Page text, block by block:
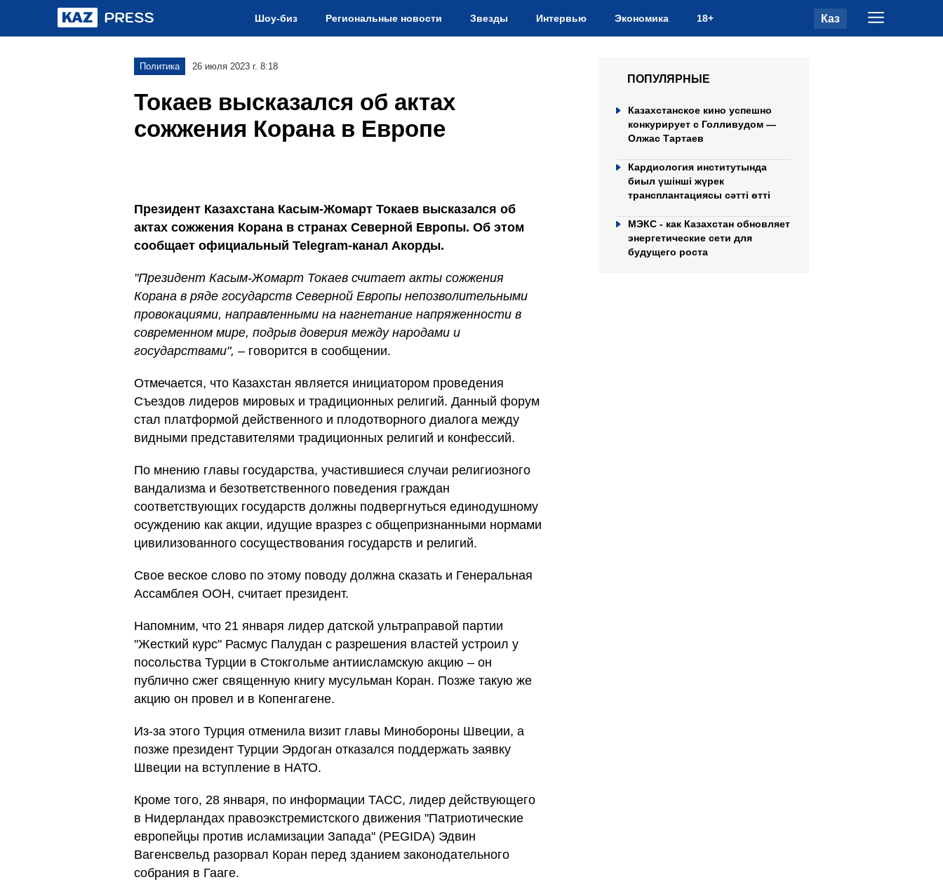
Шоу-биз Региональные новости Звезды Интервью Экономика 18+ Каз
Политика 26 июля 2023 г. 8:18
Токаев высказался об актах
сожжения Корана в Европе
Президент Казахстана Касым-Жомарт Токаев высказался об
актах сожжения Корана в странах Северной Европы. Об этом
сообщает официальный Telegram-канал Акорды.
"Президент Касым-Жомарт Токаев считает акты сожжения
Корана в ряде государств Северной Европы непозволительными
провокациями, направленными на нагнетание напряженности в
современном мире, подрыв доверия между народами и
государствами", – говорится в сообщении.
Отмечается, что Казахстан является инициатором проведения
Съездов лидеров мировых и традиционных религий. Данный форум
стал платформой действенного и плодотворного диалога между
видными представителями традиционных религий и конфессий.
По мнению главы государства, участившиеся случаи религиозного
вандализма и безответственного поведения граждан
соответствующих государств должны подвергнуться единодушному
осуждению как акции, идущие вразрез с общепризнанными нормами
цивилизованного сосуществования государств и религий.
Свое веское слово по этому поводу должна сказать и Генеральная
Ассамблея ООН, считает президент.
Напомним, что 21 января лидер датской ультраправой партии
"Жесткий курс" Расмус Палудан с разрешения властей устроил у
посольства Турции в Стокгольме антиисламскую акцию – он
публично сжег священную книгу мусульман Коран. Позже такую же
акцию он провел и в Копенгагене.
Из-за этого Турция отменила визит главы Минобороны Швеции, а
позже президент Турции Эрдоган отказался поддержать заявку
Швеции на вступление в НАТО.
Кроме того, 28 января, по информации ТАСС, лидер действующего
в Нидерландах правоэкстремистского движения "Патриотические
европейцы против исламизации Запада" (PEGIDA) Эдвин
Вагенсвельд разорвал Коран перед зданием законодательного
собрания в Гааге.
ПОПУЛЯРНЫЕ
Казахстанское кино успешно
конкурирует с Голливудом —
Олжас Тартаев
Кардиология институтында
биыл үшінші жүрек
трансплантациясы сәтті өтті
МЭКС - как Казахстан обновляет
энергетические сети для
будущего роста